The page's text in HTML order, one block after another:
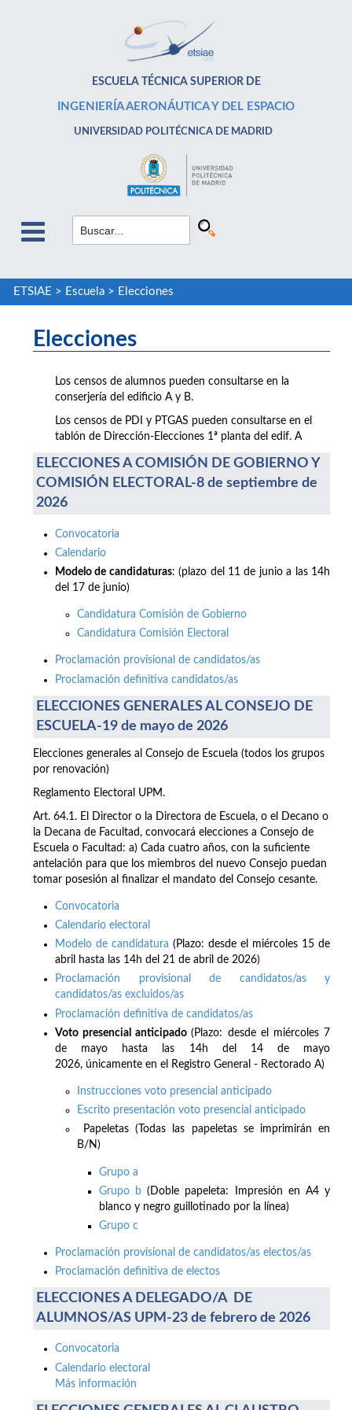
ESCUELA TÉCNICA SUPERIOR DE
INGENIERÍA AERONÁUTICA Y DEL ESPACIO
UNIVERSIDAD POLITÉCNICA DE MADRID
ETSIAE > Escuela> Elecciones
Elecciones
Los censos de alumnos pueden consultarse en la
conserjería del edificio A y B.
Los censos de PDI y PTGAS pueden consultarse en el
tablón de Dirección-Elecciones 1ª planta del edif. A
ELECCIONES A COMISIÓN DE GOBIERNO Y
COMISIÓN ELECTORAL-8 de septiembre de
2026
Convocatoria
Calendario
Modelo de candidaturas: (plazo del 11 de junio a las 14h
del 17 de junio)
Candidatura Comisión de Gobierno
Candidatura Comisión Electoral
Proclamación provisional de candidatos/as
Proclamación definitiva candidatos/as
ELECCIONES GENERALES AL CONSEJO DE
ESCUELA-19 de mayo de 2026
Elecciones generales al Consejo de Escuela (todos los grupos
por renovación)
Reglamento Electoral UPM.
Art. 64.1. El Director o la Directora de Escuela, o el Decano o
la Decana de Facultad, convocará elecciones a Consejo de
Escuela o Facultad: a) Cada cuatro años, con la suficiente
antelación para que los miembros del nuevo Consejo puedan
tomar posesión al finalizar el mandato del Consejo cesante.
Convocatoria
Calendario electoral
Modelo de candidatura (Plazo: desde el miércoles 15 de
abril hasta las 14h del 21 de abril de 2026)
Proclamación provisional de candidatos/as y
candidatos/as excluidos/as
Proclamación definitiva de candidatos/as
Voto presencial anticipado(Plazo: desde el miércoles 7
de mayo hasta las 14h del 14 de mayo
2026, únicamente en el Registro General - Rectorado A)
Instrucciones voto presencial anticipado
Escrito presentación voto presencial anticipado
Papeletas (Todas las papeletas se imprimirán en
B/N)
Grupo a
Grupo b (Doble papeleta: Impresión en A4 y
blanco y negro guillotinado por la línea)
Grupo c
Proclamación provisional de candidatos/as electos/as
Proclamación definitiva de electos
ELECCIONES A DELEGADO/A DE
ALUMNOS/AS UPM-23 de febrero de 2026
Convocatoria
Calendario electoral
Más información